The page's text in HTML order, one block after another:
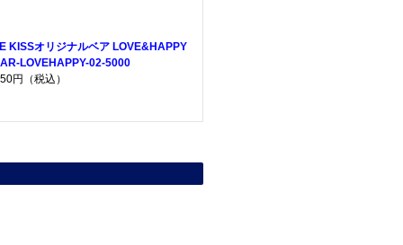
KISSオリジナルベア LOVE&HAPPY
LOVEHAPPY-02-5000
円（税込）